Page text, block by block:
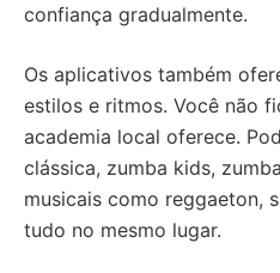
confiança gradualmente.
Os aplicativos também
estilos e ritmos. Você não
academia local oferece.
clássica, zumba kids,
musicais como reggaeton,
tudo no mesmo lugar.